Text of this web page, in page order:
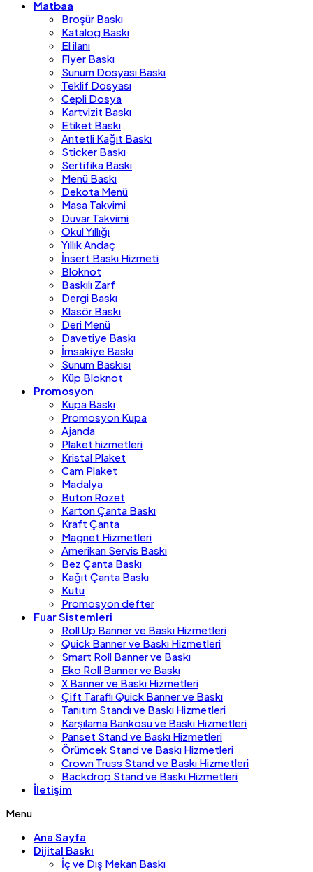
Matbaa
Broşür Baskı
Katalog Baskı
El ilanı
Flyer Baskı
Sunum Dosyası Baskı
Teklif Dosyası
Cepli Dosya
Kartvizit Baskı
Etiket Baskı
Antetli Kağıt Baskı
Sticker Baskı
Sertifika Baskı
Menü Baskı
Dekota Menü
Masa Takvimi
Duvar Takvimi
Okul Yıllığı
Yıllık Andaç
İnsert Baskı Hizmeti
Bloknot
Baskılı Zarf
Dergi Baskı
Klasör Baskı
Deri Menü
Davetiye Baskı
İmsakiye Baskı
Sunum Baskısı
Küp Bloknot
Promosyon
Kupa Baskı
Promosyon Kupa
Ajanda
Plaket hizmetleri
Kristal Plaket
Cam Plaket
Madalya
Buton Rozet
Karton Çanta Baskı
Kraft Çanta
Magnet Hizmetleri
Amerikan Servis Baskı
Bez Çanta Baskı
Kağıt Çanta Baskı
Kutu
Promosyon defter
Fuar Sistemleri
Roll Up Banner ve Baskı Hizmetleri
Quick Banner ve Baskı Hizmetleri
Smart Roll Banner ve Baskı
Eko Roll Banner ve Baskı
X Banner ve Baskı Hizmetleri
Çift Taraflı Quick Banner ve Baskı
Tanıtım Standı ve Baskı Hizmetleri
Karşılama Bankosu ve Baskı Hizmetleri
Panset Stand ve Baskı Hizmetleri
Örümcek Stand ve Baskı Hizmetleri
Crown Truss Stand ve Baskı Hizmetleri
Backdrop Stand ve Baskı Hizmetleri
İletişim
Menu
Ana Sayfa
Dijital Baskı
İç ve Dış Mekan Baskı